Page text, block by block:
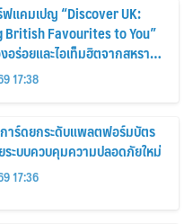
ฟแคมเปญ “Discover UK:
British Favourites to You”
ร่อยและไอเท็มฮิตจากสหราช
ส่งตรงถึงมือตั้งแต่วันนี้ – 18
17:38
าร์ดยกระดับแพลตฟอร์มบัตร
ะบบควบคุมความปลอดภัยใหม่
17:36